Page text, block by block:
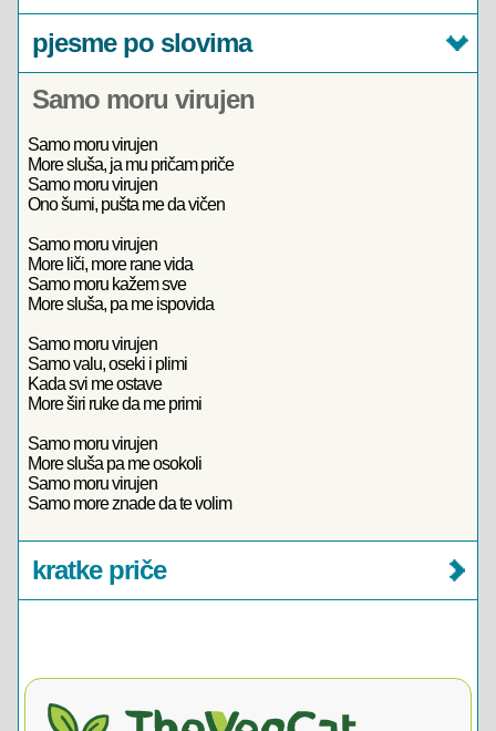
pjesme po slovima
Samo moru virujen
Samo moru virujen
More sluša, ja mu pričam priče
Samo moru virujen
Ono šumi, pušta me da vičen
Samo moru virujen
More liči, more rane vida
Samo moru kažem sve
More sluša, pa me ispovida
Samo moru virujen
Samo valu, oseki i plimi
Kada svi me ostave
More širi ruke da me primi
Samo moru virujen
More sluša pa me osokoli
Samo moru virujen
Samo more znade da te volim
kratke priče